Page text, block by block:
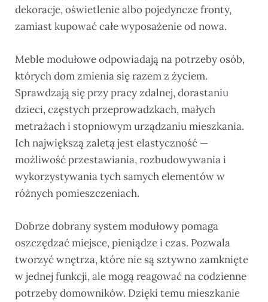
dekoracje, oświetlenie albo pojedyncze fronty,
zamiast kupować całe wyposażenie od nowa.
Meble modułowe odpowiadają na potrzeby osób,
których dom zmienia się razem z życiem.
Sprawdzają się przy pracy zdalnej, dorastaniu
dzieci, częstych przeprowadzkach, małych
metrażach i stopniowym urządzaniu mieszkania.
Ich największą zaletą jest elastyczność —
możliwość przestawiania, rozbudowywania i
wykorzystywania tych samych elementów w
różnych pomieszczeniach.
Dobrze dobrany system modułowy pomaga
oszczędzać miejsce, pieniądze i czas. Pozwala
tworzyć wnętrza, które nie są sztywno zamknięte
w jednej funkcji, ale mogą reagować na codzienne
potrzeby domowników. Dzięki temu mieszkanie